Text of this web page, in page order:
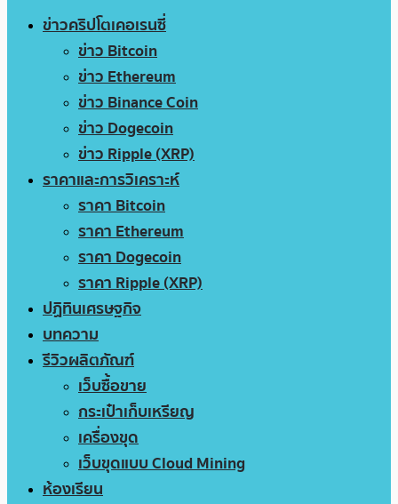
ข่าวคริปโตเคอเรนซี่
ข่าว Bitcoin
ข่าว Ethereum
ข่าว Binance Coin
ข่าว Dogecoin
ข่าว Ripple (XRP)
ราคาและการวิเคราะห์
ราคา Bitcoin
ราคา Ethereum
ราคา Dogecoin
ราคา Ripple (XRP)
ปฏิทินเศรษฐกิจ
บทความ
รีวิวผลิตภัณฑ์
เว็บซื้อขาย
กระเป๋าเก็บเหรียญ
เครื่องขุด
เว็บขุดแบบ Cloud Mining
ห้องเรียน